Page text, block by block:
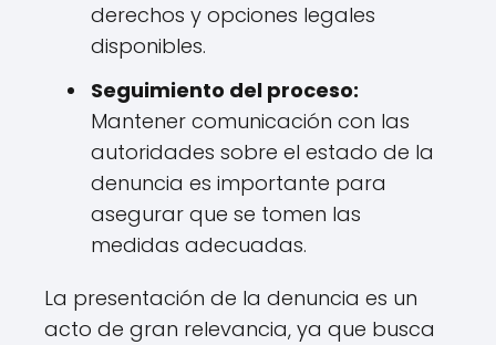
derechos y opciones legales
disponibles.
Seguimiento del proceso:
Mantener comunicación con las
autoridades sobre el estado de la
denuncia es importante para
asegurar que se tomen las
medidas adecuadas.
La presentación de la denuncia es un
acto de gran relevancia, ya que busca